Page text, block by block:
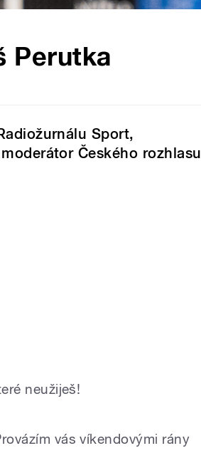
Perutka
Sport,
Českého rozhlasu
neužiješ!
vás víkendovými rány